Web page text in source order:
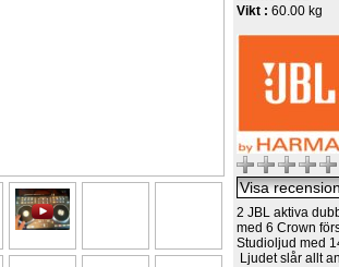
Vikt :60.00 kg
2 JBL aktiva
med 6 Crown
Studioljud med
Ljudet slår allt